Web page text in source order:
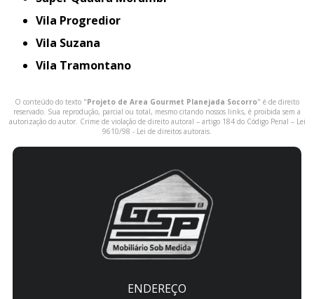
Vila Progredior
Vila Suzana
Vila Tramontano
O conteúdo do texto "Projeto de Area Gourmet Planejada Socorro" é de direito
reservado. Sua reprodução, parcial ou total, mesmo citando nossos links, é proibida sem a
autorização do autor. Crime de violação de direito autoral – artigo 184 do Código Penal – Lei
9610/98 - Lei de direitos autorais.
ENDEREÇO